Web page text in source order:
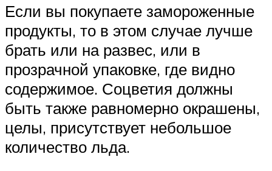
Если вы покупаете замороженные
продукты, то в этом случае лучше
брать или на развес, или в
прозрачной упаковке, где видно
содержимое. Соцветия должны
быть также равномерно окрашены,
целы, присутствует небольшое
количество льда.